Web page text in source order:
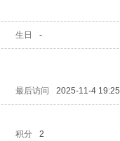
生日 -
最后访问 2025-11-4 19:25
积分 2